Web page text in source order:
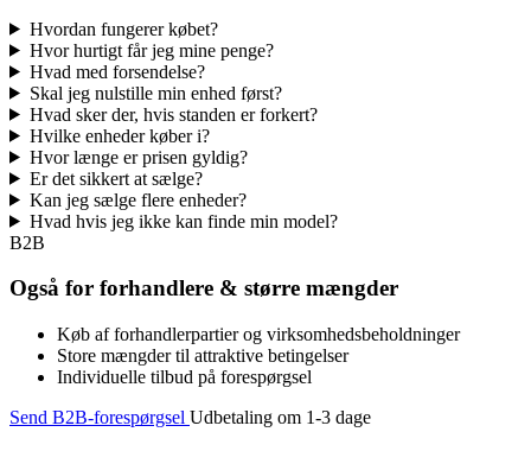
Hvordan fungerer købet?
Hvor hurtigt får jeg mine penge?
Hvad med forsendelse?
Skal jeg nulstille min enhed først?
Hvad sker der, hvis standen er forkert?
Hvilke enheder køber i?
Hvor længe er prisen gyldig?
Er det sikkert at sælge?
Kan jeg sælge flere enheder?
Hvad hvis jeg ikke kan finde min model?
B2B
Også for forhandlere & større mængder
Køb af forhandlerpartier og virksomhedsbeholdninger
Store mængder til attraktive betingelser
Individuelle tilbud på forespørgsel
Send B2B-forespørgsel Udbetaling om 1-3 dage